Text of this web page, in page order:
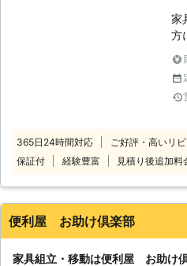
家
方
様
ッフ
ど
移
豊富
作
365日24時間対応 ご好評・高いリ
保証付
経験豊富 見積り後追加料
便利屋 お助け倶楽部
家具組立・移動は便利屋 お助け